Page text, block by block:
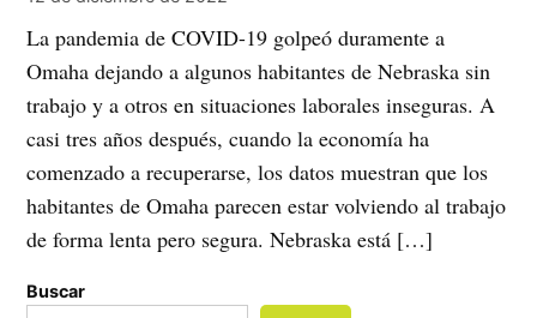
La pandemia de COVID-19 golpeó duramente a
Omaha dejando a algunos habitantes de Nebraska sin
trabajo y a otros en situaciones laborales inseguras. A
casi tres años después, cuando la economía ha
comenzado a recuperarse, los datos muestran que los
habitantes de Omaha parecen estar volviendo al trabajo
de forma lenta pero segura. Nebraska está […]
Buscar